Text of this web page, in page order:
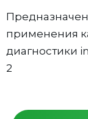
применения
диагностики
2